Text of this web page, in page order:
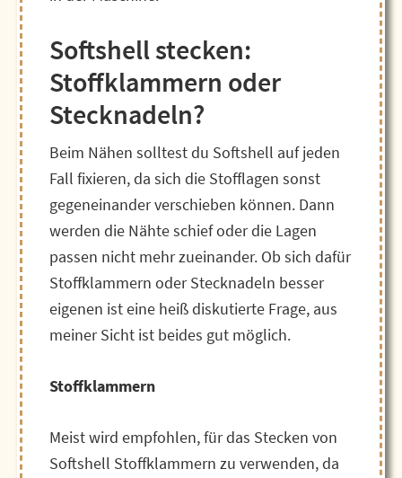
Softshell stecken:
Stoffklammern oder
Stecknadeln?
Beim Nähen solltest du Softshell auf jeden
Fall fixieren, da sich die Stofflagen sonst
gegeneinander verschieben können. Dann
werden die Nähte schief oder die Lagen
passen nicht mehr zueinander. Ob sich dafür
Stoffklammern oder Stecknadeln besser
eigenen ist eine heiß diskutierte Frage, aus
meiner Sicht ist beides gut möglich.
Stoffklammern
Meist wird empfohlen, für das Stecken von
Softshell Stoffklammern zu verwenden, da